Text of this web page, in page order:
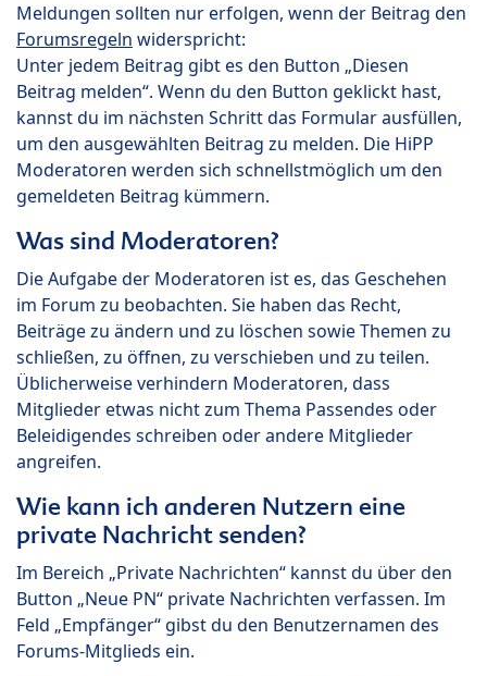
Meldungen sollten nur erfolgen, wenn der Beitrag den
Forumsregeln widerspricht:
Unter jedem Beitrag gibt es den Button „Diesen
Beitrag melden“. Wenn du den Button geklickt hast,
kannst du im nächsten Schritt das Formular ausfüllen,
um den ausgewählten Beitrag zu melden. Die HiPP
Moderatoren werden sich schnellstmöglich um den
gemeldeten Beitrag kümmern.
Was sind Moderatoren?
Die Aufgabe der Moderatoren ist es, das Geschehen
im Forum zu beobachten. Sie haben das Recht,
Beiträge zu ändern und zu löschen sowie Themen zu
schließen, zu öffnen, zu verschieben und zu teilen.
Üblicherweise verhindern Moderatoren, dass
Mitglieder etwas nicht zum Thema Passendes oder
Beleidigendes schreiben oder andere Mitglieder
angreifen.
Wie kann ich anderen Nutzern eine
private Nachricht senden?
Im Bereich „Private Nachrichten“ kannst du über den
Button „Neue PN“ private Nachrichten verfassen. Im
Feld „Empfänger“ gibst du den Benutzernamen des
Forums-Mitglieds ein.